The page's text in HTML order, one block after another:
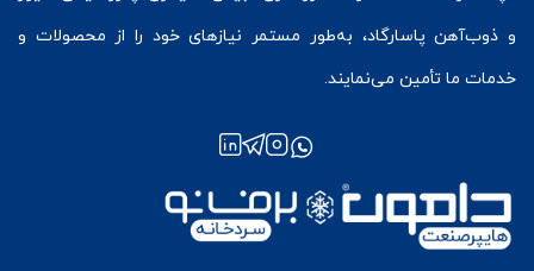
و ذوب‌آهن پاسارگاد، به‌طور مستمر نیازهای خود را از محصولات و
خدمات ما تأمین می‌نمایند.